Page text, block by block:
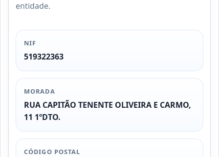
entidade.
NIF
519322363
MORADA
RUA CAPITÃO TENENTE OLIVEIRA E CARMO,
11 1ºDTO.
CÓDIGO POSTAL